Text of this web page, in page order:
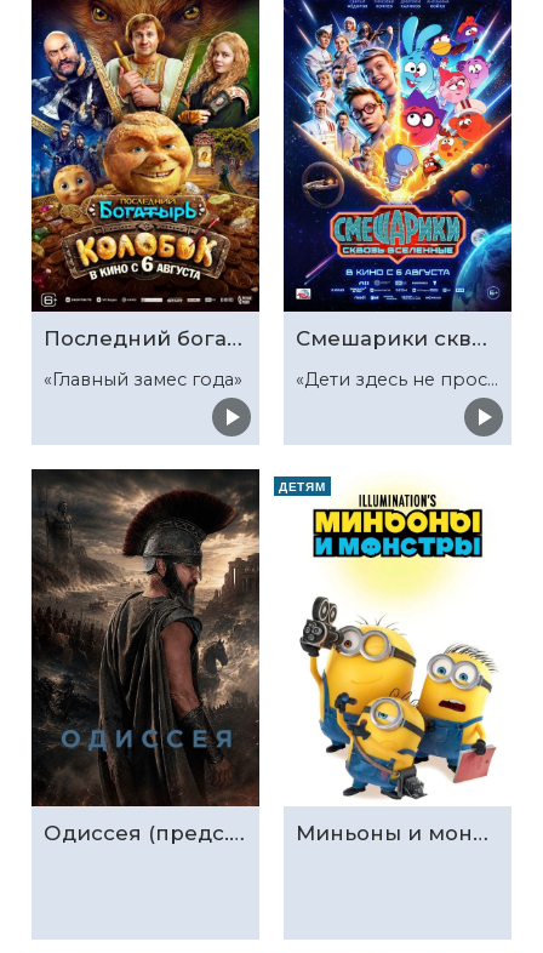
Последний богатырь. Колобок
«Главный замес года»
Смешарики сквозь вселенные
«Дети здесь не просто так»
Одиссея (предс.обсл. & Три добрых дела)
ДЕТЯМ
Миньоны и монстры (предс.обсл. & Три добрых дела)